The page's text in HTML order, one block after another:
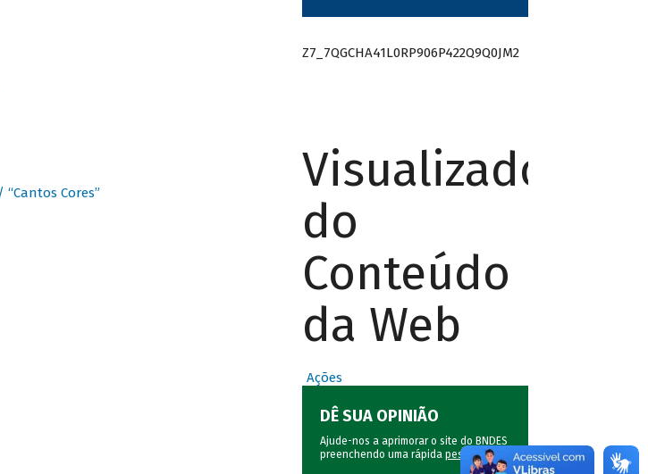
“Cantos Cores”
Z7_7QGCHA41L0RP906P422Q9Q0JM2
Visualizador
do
Conteúdo
da Web
Ações
DÊ SUA OPINIÃO
Ajude-nos a aprimorar o site do BNDES
preenchendo uma rápida pesquisa.